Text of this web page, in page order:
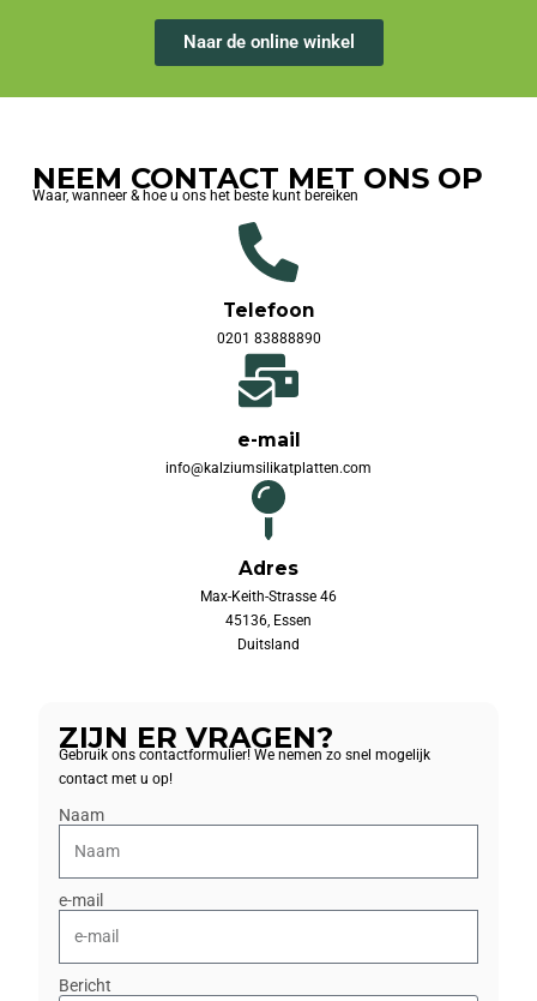
Naar de online winkel
NEEM CONTACT MET ONS OP
Waar, wanneer & hoe u ons het beste kunt bereiken
Telefoon
0201 83888890
e-mail
info@kalziumsilikatplatten.com
Adres
Max-Keith-Strasse 46
45136, Essen
Duitsland
ZIJN ER VRAGEN?
Gebruik ons contactformulier! We nemen zo snel mogelijk
contact met u op!
Naam
e-mail
Bericht